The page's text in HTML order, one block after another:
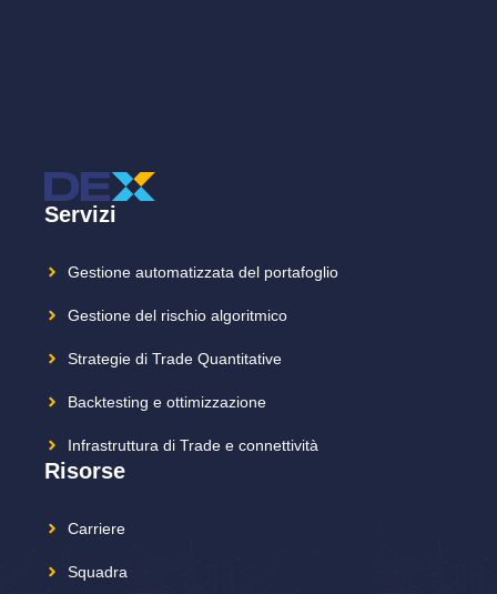
Servizi
Gestione automatizzata del portafoglio
Gestione del rischio algoritmico
Strategie di Trade Quantitative
Backtesting e ottimizzazione
Infrastruttura di Trade e connettività
Risorse
Carriere
Squadra